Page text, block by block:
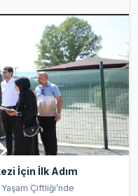
İçin İlk Adım
Çiftliği’nde